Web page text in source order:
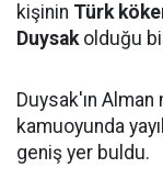
kişinin Türk
Duysak olduğu
Duysak'ın Alman
kamuoyunda
geniş yer buldu.